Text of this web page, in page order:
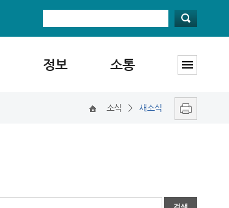
정보 소통
소식 > 새소식